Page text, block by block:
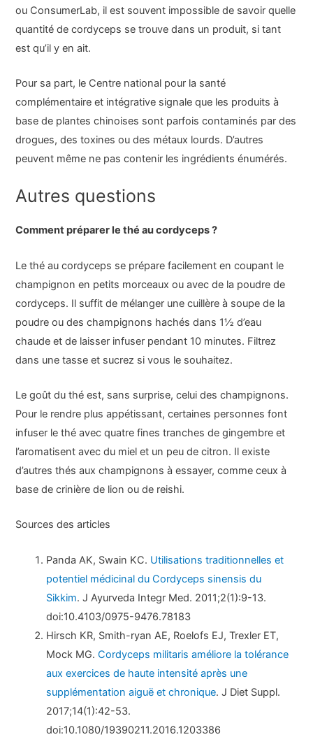
ou ConsumerLab, il est souvent impossible de savoir quelle
quantité de cordyceps se trouve dans un produit, si tant
est qu’il y en ait.
Pour sa part, le Centre national pour la santé
complémentaire et intégrative signale que les produits à
base de plantes chinoises sont parfois contaminés par des
drogues, des toxines ou des métaux lourds. D’autres
peuvent même ne pas contenir les ingrédients énumérés.
Autres questions
Comment préparer le thé au cordyceps ?
Le thé au cordyceps se prépare facilement en coupant le
champignon en petits morceaux ou avec de la poudre de
cordyceps. Il suffit de mélanger une cuillère à soupe de la
poudre ou des champignons hachés dans 1½ d’eau
chaude et de laisser infuser pendant 10 minutes. Filtrez
dans une tasse et sucrez si vous le souhaitez.
Le goût du thé est, sans surprise, celui des champignons.
Pour le rendre plus appétissant, certaines personnes font
infuser le thé avec quatre fines tranches de gingembre et
l’aromatisent avec du miel et un peu de citron. Il existe
d’autres thés aux champignons à essayer, comme ceux à
base de crinière de lion ou de reishi.
Sources des articles
Panda AK, Swain KC. Utilisations traditionnelles et
potentiel médicinal du Cordyceps sinensis du
Sikkim. J Ayurveda Integr Med. 2011;2(1):9-13.
doi:10.4103/0975-9476.78183
Hirsch KR, Smith-ryan AE, Roelofs EJ, Trexler ET,
Mock MG.Cordyceps militaris améliore la tolérance
aux exercices de haute intensité après une
supplémentation aiguë et chronique. J Diet Suppl.
2017;14(1):42-53.
doi:10.1080/19390211.2016.1203386